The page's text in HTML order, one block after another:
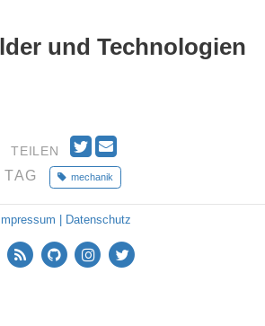
und Technologien
TEILEN
T
w
i
t
r
E
m
l
TAG mechanik
Impressum | Datenschutz